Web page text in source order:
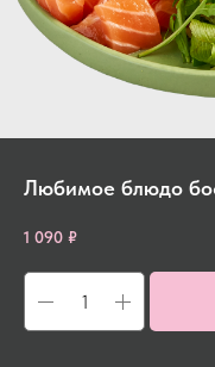
Любимое блюдо
1 090 ₽